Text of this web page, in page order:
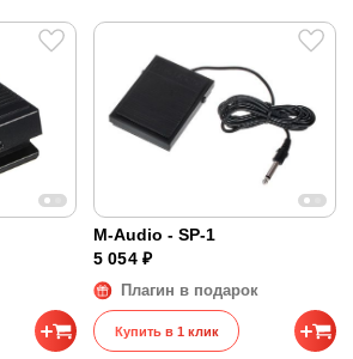
M-Audio - SP-1
5 054 ₽
Плагин в подарок
Купить в 1 клик